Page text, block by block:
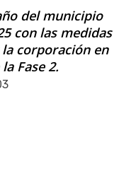
del municipio
con las medidas
corporación en
Fase 2.